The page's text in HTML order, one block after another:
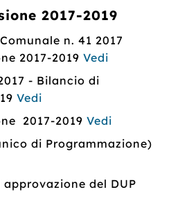
2017-2019
n. 41 2017
2017-2019Vedi
- Bilancio di
Vedi
2017-2019Vedi
di Programmazione)
del DUP